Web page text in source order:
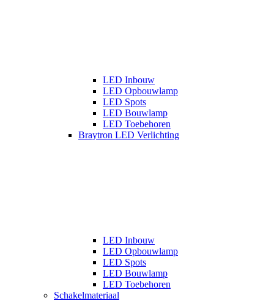
LED Inbouw
LED Opbouwlamp
LED Spots
LED Bouwlamp
LED Toebehoren
Braytron LED Verlichting
LED Inbouw
LED Opbouwlamp
LED Spots
LED Bouwlamp
LED Toebehoren
Schakelmateriaal